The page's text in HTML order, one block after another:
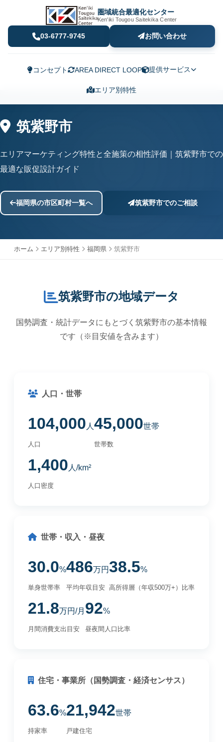
圏域統合最適化センター
Ken'iki Tougou Saitekika Center
03-6777-9745 お問い合わせ
コンセプト AREA DIRECT LOOP 提供サービス
エリア別特性
筑紫野市
エリアマーケティング特性と全施策の相性評価｜筑紫野市での
最適な販促設計ガイド
福岡県の市区町村一覧へ 筑紫野市でのご相談
ホーム エリア別特性 福岡県 筑紫野市
筑紫野市の地域データ
国勢調査・統計データにもとづく筑紫野市の基本情報
です（※目安値を含みます）
人口・世帯
104,000 人
人口
45,000世帯
世帯数
1,400 人/km²
人口密度
世帯・収入・昼夜
30.0%
単身世帯率
486万円
平均年収目安
38.5%
高所得層（年収500万+）比率
21.8万円/月
月間消費支出目安
92%
昼夜間人口比率
住宅・事業所（国勢調査・経済センサス）
63.6%
持家率
21,942世帯
戸建住宅